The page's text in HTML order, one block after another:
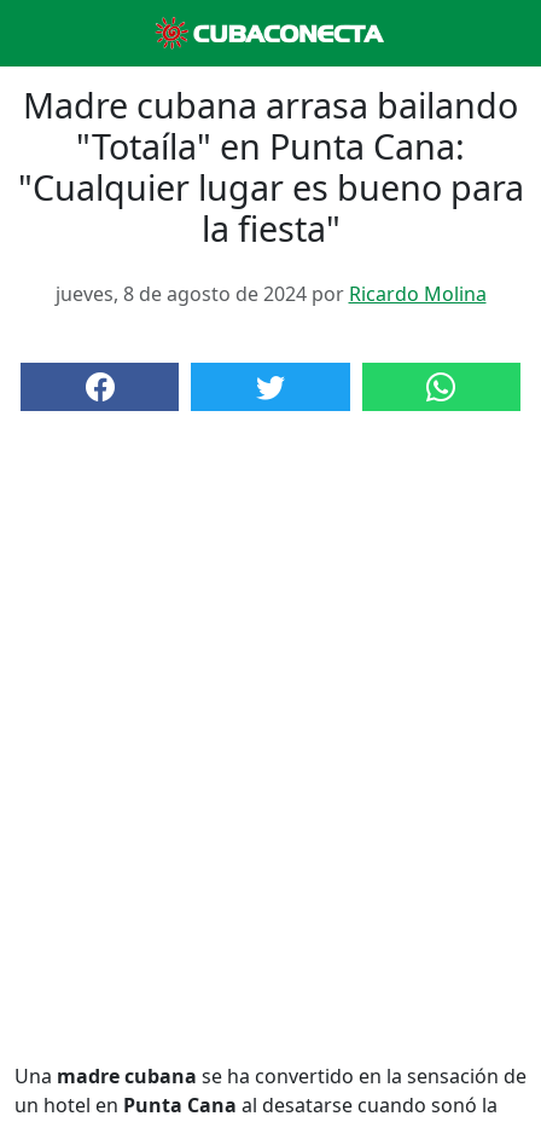
Madre cubana arrasa bailando
"Totaíla" en Punta Cana:
"Cualquier lugar es bueno para
la fiesta"
jueves, 8 de agosto de 2024 por Ricardo Molina
Una madre cubana se ha convertido en la sensación de
un hotel en Punta Cana al desatarse cuando sonó la